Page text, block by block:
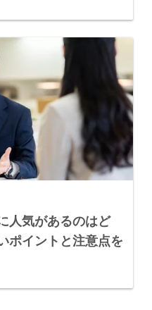
人気があるのはど
ポイントと注意点を